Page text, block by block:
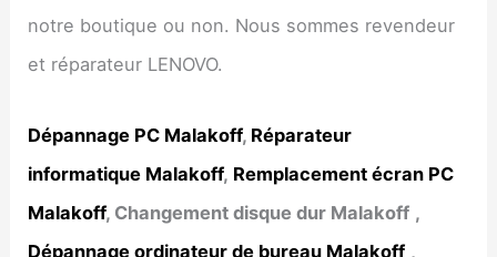
notre boutique ou non. Nous sommes revendeur
et réparateur LENOVO.
Dépannage PC Malakoff, Réparateur
informatique Malakoff, Remplacement écran PC
Malakoff, Changement disque dur Malakoff ,
Dépannage ordinateur de bureau Malakoff ,